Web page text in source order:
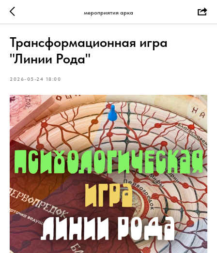
мероприятия арка
Трансформационная игра
"Линии Рода"
2026-05-24 18:00